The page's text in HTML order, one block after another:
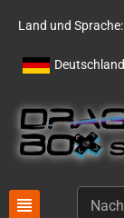
Land und Sprache:
Deutschland
view_headline